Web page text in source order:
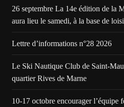
26 septembre La 14e édition de la
aura lieu le samedi, à la base de
Lettre d’informations n°28 2026
Le Ski Nautique Club de Saint-
quartier Rives de Marne
10-17 octobre encourager l’équipe